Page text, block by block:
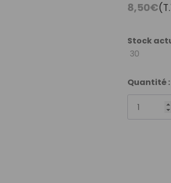
8,50€
Stock
30
Quantité :